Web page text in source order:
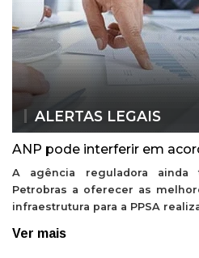
ALERTAS LEGAIS
ANP pode interferir em
A agência reguladora
Petrobras a oferecer as
infraestrutura para a PPSA
Ver mais